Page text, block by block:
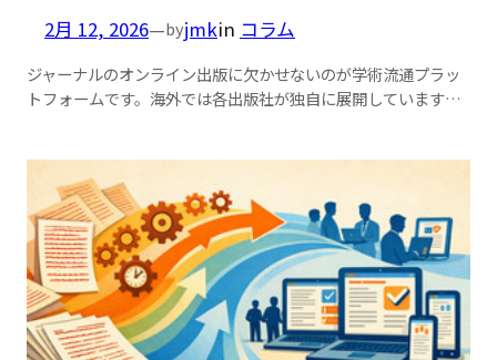
2月 12, 2026—byjmkin コラム
ジャーナルのオンライン出版に欠かせないのが学術流通プラッ
トフォームです。海外では各出版社が独自に展開しています…